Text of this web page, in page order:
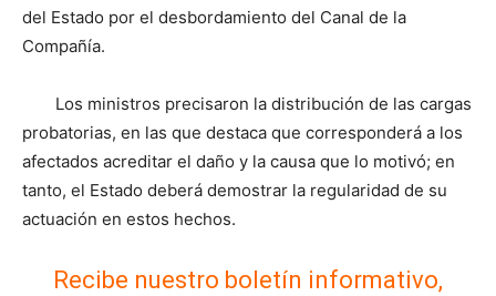
del Estado por el desbordamiento del Canal de la
Compañía.
Los ministros precisaron la distribución de las cargas
probatorias, en las que destaca que corresponderá a los
afectados acreditar el daño y la causa que lo motivó; en
tanto, el Estado deberá demostrar la regularidad de su
actuación en estos hechos.
Recibe nuestro boletín informativo,